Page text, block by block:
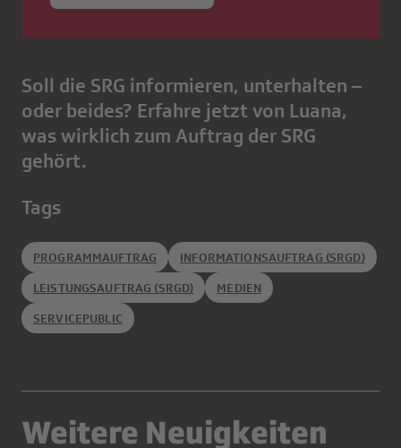
Soll die SRG informieren, unterhalten –
oder beides? Erfahre jetzt von Luana,
was wirklich zum Auftrag der SRG
gehört.
Tags
PROGRAMMAUFTRAG INFORMATIONSAUFTRAG (SRGD)
LEISTUNGSAUFTRAG (SRGD) MEDIEN
SERVICEPUBLIC
Weitere Neuigkeiten